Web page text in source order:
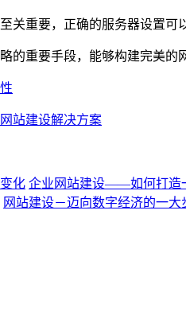
关重要，正确的服务器设置
的重要手段，能够构建完美
站建设解决方案
化 企业网站建设——如何打造
网站建设－迈向数字经济的一大